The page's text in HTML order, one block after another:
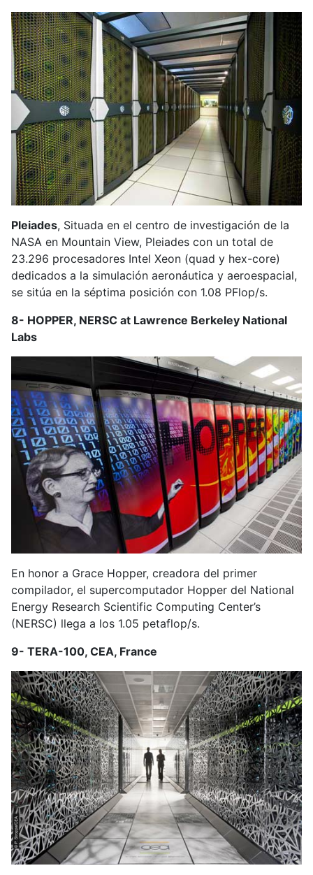
Pleiades, Situada en el centro de investigación de la
NASA en Mountain View, Pleiades con un total de
23.296 procesadores Intel Xeon (quad y hex-core)
dedicados a la simulación aeronáutica y aeroespacial,
se sitúa en la séptima posición con 1.08 PFlop/s.
8- HOPPER, NERSC at Lawrence Berkeley National
Labs
En honor a Grace Hopper, creadora del primer
compilador, el supercomputador Hopper del National
Energy Research Scientific Computing Center’s
(NERSC) llega a los 1.05 petaflop/s.
9- TERA-100, CEA, France